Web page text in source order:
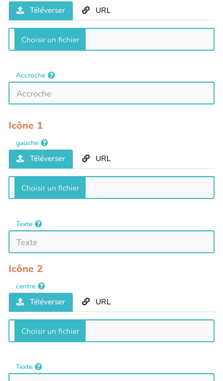
Téléverser URL
Accroche
Icône 1
gauche
Téléverser URL
Texte
Icône 2
centre
Téléverser URL
Texte